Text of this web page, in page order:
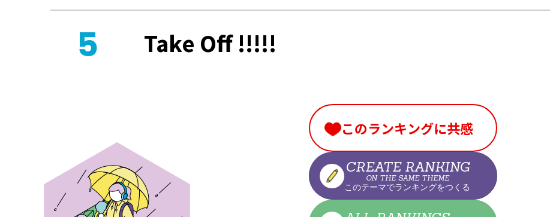
Take Off !!!!!
このランキングに共感
CREATE RANKING
ON THE SAME THEME
このテーマでランキングをつくる